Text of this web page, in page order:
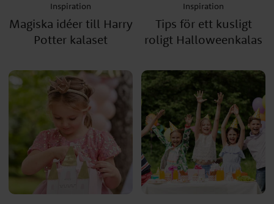
Inspiration
Magiska idéer till Harry
Potter kalaset
Inspiration
Tips för ett kusligt
roligt Halloweenkalas